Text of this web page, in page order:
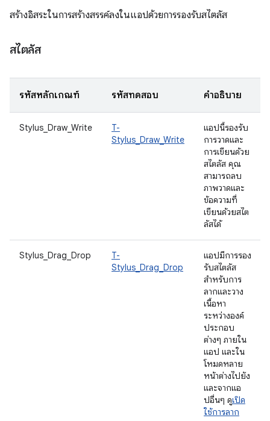
สร้างอิสระในการสร้างสรรค์ลงในแอปด้วยการรองรับสไตลัส
สไตลัส
รหัสหลักเกณฑ์ รหัสทดสอบ คำอธิบาย
Stylus_Draw_Write
T-
Stylus_Draw_Write
แอปนี้รองรับ
การวาดและ
การเขียนด้วย
สไตลัส คุณ
สามารถลบ
ภาพวาดและ
ข้อความที่
เขียนด้วยสไต
ลัสได้
Stylus_Drag_Drop
T-
Stylus_Drag_Drop
แอปมีการรอง
รับสไตลัส
สำหรับการ
ลากและวาง
เนื้อหา
ระหว่างองค์
ประกอบ
ต่างๆ ภายใน
แอป และใน
โหมดหลาย
หน้าต่างไปยัง
และจากแอ
ปอื่นๆ ดูเปิด
ใช้การลาก